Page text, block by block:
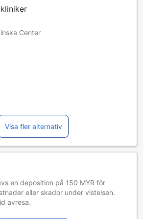
Center
Visa fler alternativ
en deposition på 150 MYR för
eller skador under vistelsen.
avresa.